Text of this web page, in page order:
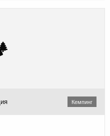
Кемпинг